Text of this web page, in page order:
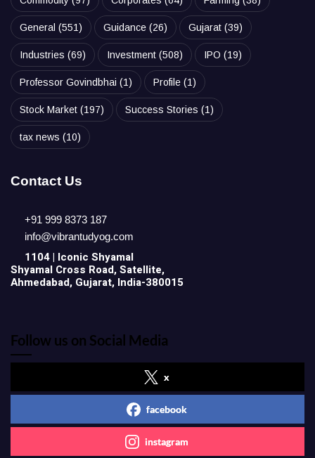
General (551) Guidance (26) Gujarat (39)
Industries (69) Investment (508) IPO (19)
Professor Govindbhai (1) Profile (1)
Stock Market (197) Success Stories (1)
tax news (10)
Contact Us
+91 999 8373 187
info@vibrantudyog.com
1104 | Iconic Shyamal
Shyamal Cross Road, Satellite,
Ahmedabad, Gujarat, India-380015
Follow us on Social Media
x
facebook
instagram